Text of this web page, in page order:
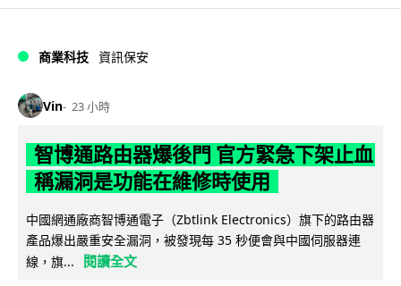
商業科技 資訊保安
Vin 23 小時
智博通路由器爆後門 官方緊急下架止血
稱漏洞是功能在維修時使用
中國網通廠商智博通電子（Zbtlink Electronics）旗下的路由器
產品爆出嚴重安全漏洞，被發現每 35 秒便會與中國伺服器連
線，旗...
閱讀全文